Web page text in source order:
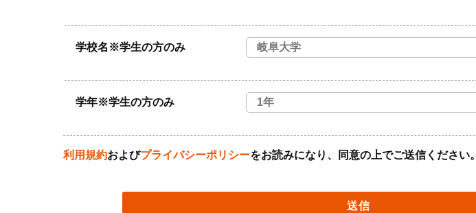
学校名※学生の方のみ
学年※学生の方のみ
利用規約およびプライバシーポリシーをお読みになり、同意の上でご送信ください。